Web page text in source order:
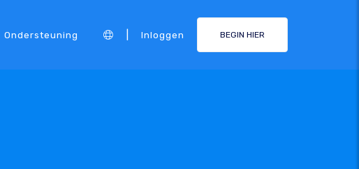
Ondersteuning Inloggen BEGIN HIER